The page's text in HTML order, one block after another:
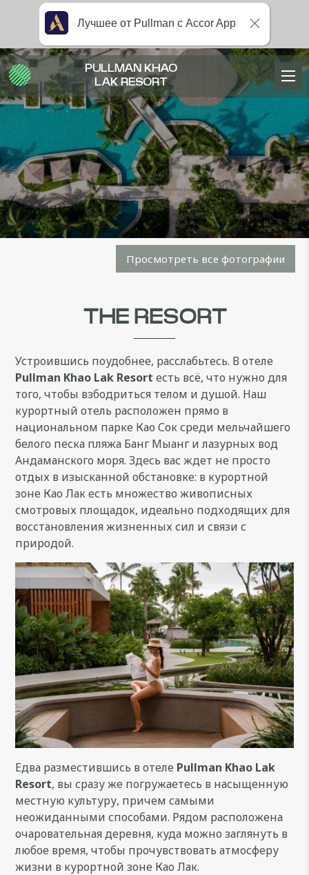
Просмотреть все фотографии
THE RESORT
Устроившись поудобнее, расслабьтесь. В отеле
Pullman Khao Lak Resort есть всё, что нужно для
того, чтобы взбодриться телом и душой. Наш
курортный отель расположен прямо в
национальном парке Као Сок среди мельчайшего
белого песка пляжа Банг Мыанг и лазурных вод
Андаманского моря. Здесь вас ждет не просто
отдых в изысканной обстановке: в курортной
зоне Као Лак есть множество живописных
смотровых площадок, идеально подходящих для
восстановления жизненных сил и связи с
природой.
Едва разместившись в отеле Pullman Khao Lak
Resort, вы сразу же погружаетесь в насыщенную
местную культуру, причем самыми
неожиданными способами. Рядом расположена
очаровательная деревня, куда можно заглянуть в
любое время, чтобы прочувствовать атмосферу
жизни в курортной зоне Као Лак.
PULLMAN KHAO
LAK RESORT
Лучшее от Pullman с Accor App